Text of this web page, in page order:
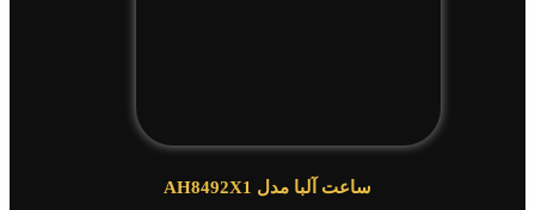
ساعت آلبا مدل AH8492X1